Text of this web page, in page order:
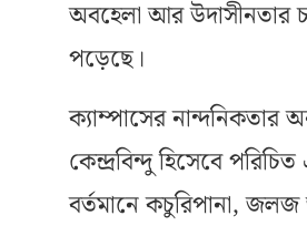
অবহেলা আর উদাসীনতার
পড়েছে।
ক্যাম্পাসের নান্দনিকতার
কেন্দ্রবিন্দু হিসেবে
বর্তমানে কচুরিপানা,